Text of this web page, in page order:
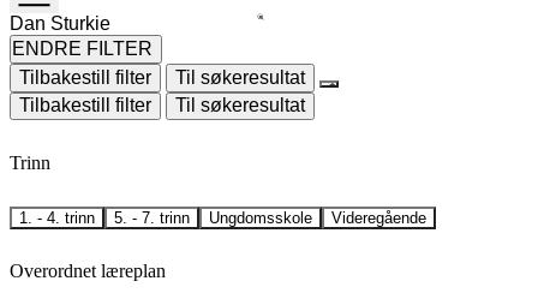
TOGGLE
MENU
ENDRE FILTER
Tilbakestill filter
Til søkeresultat
Tilbakestill filter
Til søkeresultat
Trinn
1. - 4. trinn 5. - 7. trinn Ungdomsskole Videregående
Overordnet læreplan